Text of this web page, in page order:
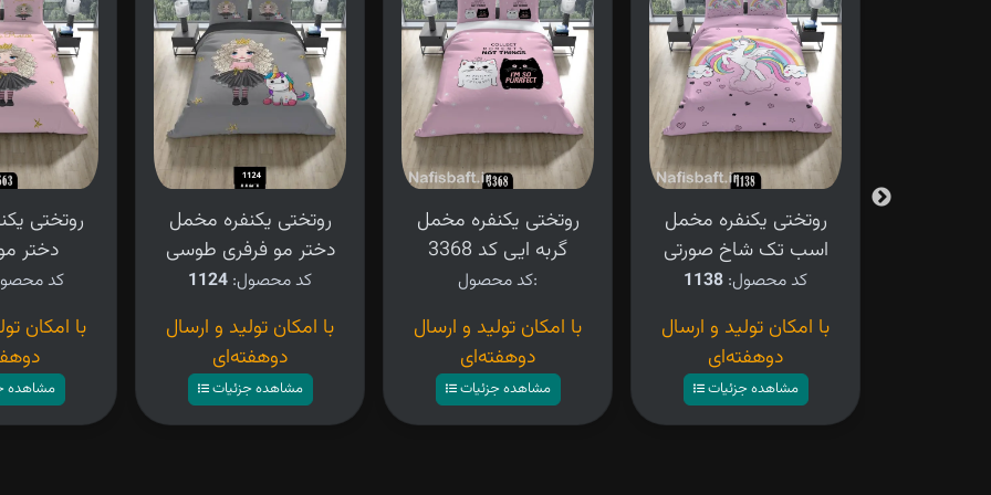
روتختی
دختر
کد
با امکان
مشاهده
روتختی یکنفره مخمل
دختر مو فرفری طوسی
کد محصول: 1124
با امکان تولید و ارسال
دوهفته‌ای
مشاهده جزئیات
روتختی یکنفره مخمل
گربه ایی کد 3368
کد محصول:
با امکان تولید و ارسال
دوهفته‌ای
مشاهده جزئیات
روتختی یکنفره مخمل
اسب تک شاخ صورتی
کد محصول: 1138
با امکان تولید و ارسال
دوهفته‌ای
مشاهده جزئیات